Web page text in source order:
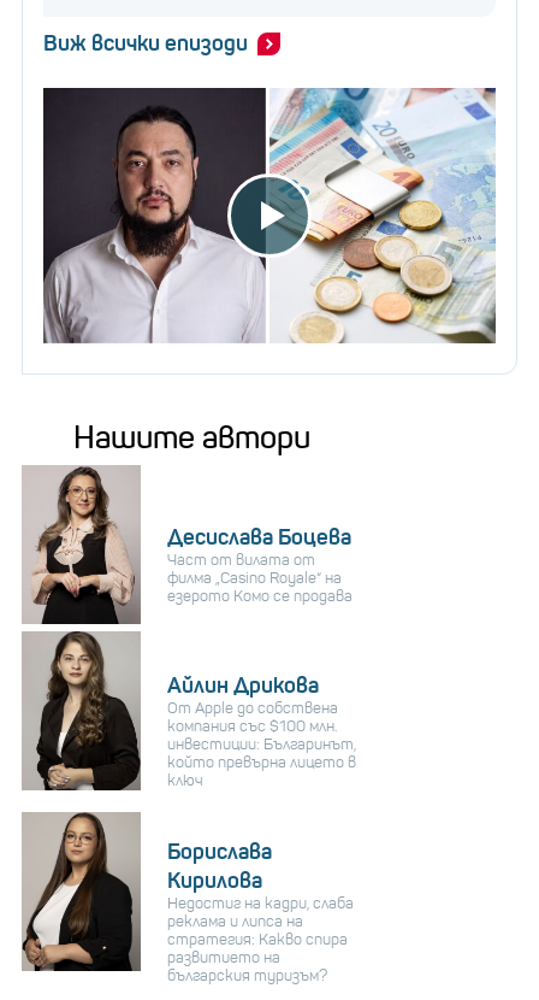
Виж всички епизоди
Нашите автори
Десислава Боцева
Част от вилата от
филма „Casino Royale“ на
езерото Комо се продава
Айлин Дрикова
От Apple до собствена
компания със $100 млн.
инвестиции: Българинът,
който превърна лицето в
ключ
Борислава
Кирилова
Недостиг на кадри, слаба
реклама и липса на
стратегия: Какво спира
развитието на
българския туризъм?